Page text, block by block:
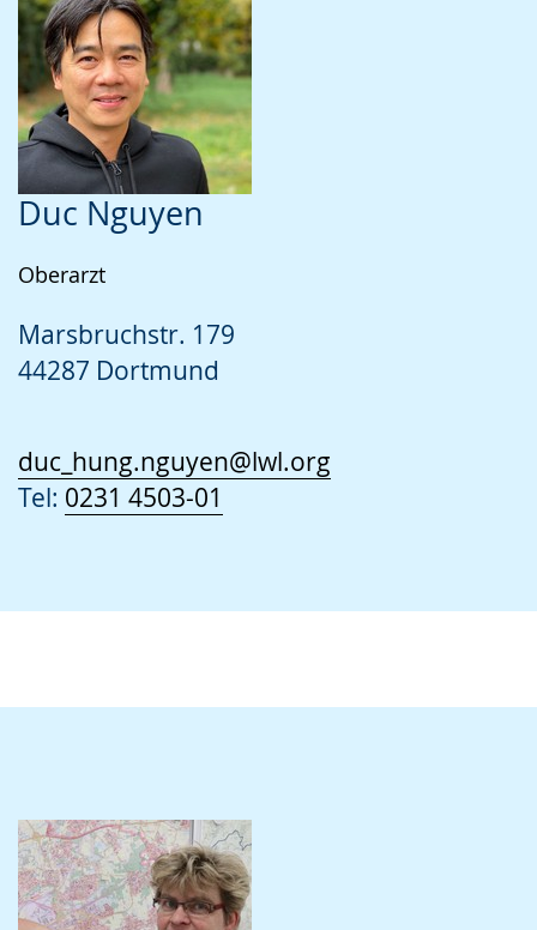
Duc Nguyen
Oberarzt
Marsbruchstr. 179
44287 Dortmund
duc_hung.nguyen@lwl.org
Tel: 0231 4503-01